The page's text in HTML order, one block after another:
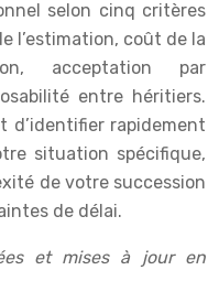
selon cinq critères
l’estimation, coût de la
acceptation par
entre héritiers.
d’identifier rapidement
situation spécifique,
de votre succession
de délai.
et mises à jour en